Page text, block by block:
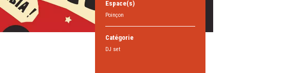
Espace(s)
Poinçon
Catégorie
DJ set